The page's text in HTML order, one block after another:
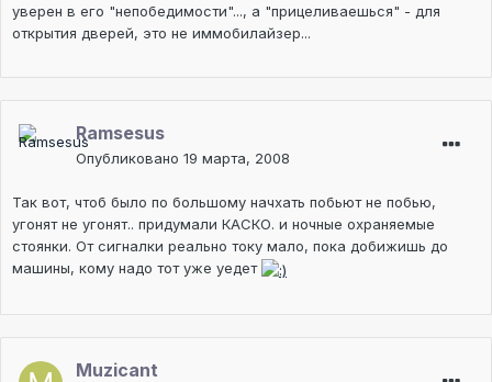
уверен в его "непобедимости"..., а "прицеливаешься" - для
открытия дверей, это не иммобилайзер...
Ramsesus
Опубликовано 19 марта, 2008
Так вот, чтоб было по большому начхать побьют не побью,
угонят не угонят.. придумали КАСКО. и ночные охраняемые
стоянки. От сигналки реально току мало, пока добижишь до
машины, кому надо тот уже уедет
Muzicant